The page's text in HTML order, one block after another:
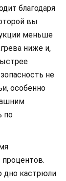
благодаря
вы
меньше
ниже и,
не
особенно
по
процентов.
дно кастрюли